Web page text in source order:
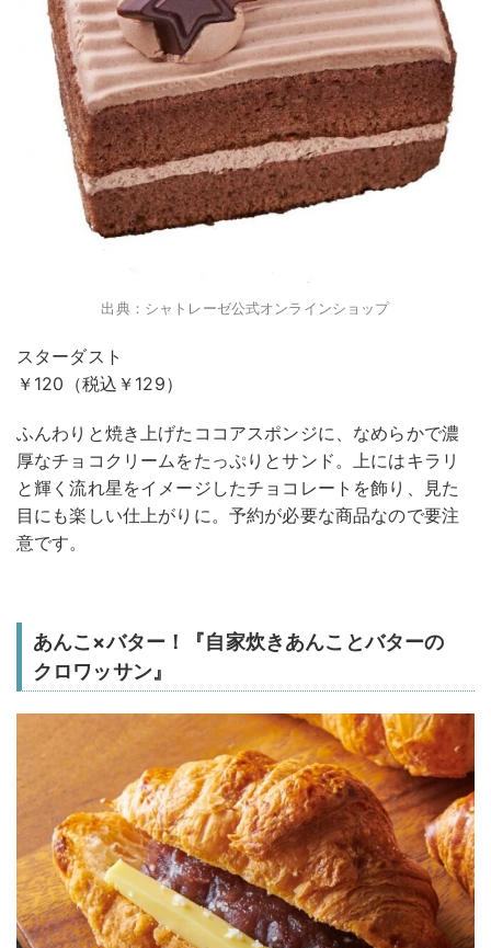
出典：シャトレーゼ公式オンラインショップ
スターダスト
￥120（税込￥129）
ふんわりと焼き上げたココアスポンジに、なめらかで濃
厚なチョコクリームをたっぷりとサンド。上にはキラリ
と輝く流れ星をイメージしたチョコレートを飾り、見た
目にも楽しい仕上がりに。予約が必要な商品なので要注
意です。
あんこ×バター！『自家炊きあんことバターの
クロワッサン』